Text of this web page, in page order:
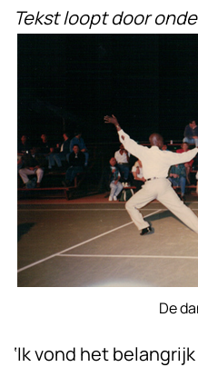
Tekst loopt door
De
‘Ik vond het